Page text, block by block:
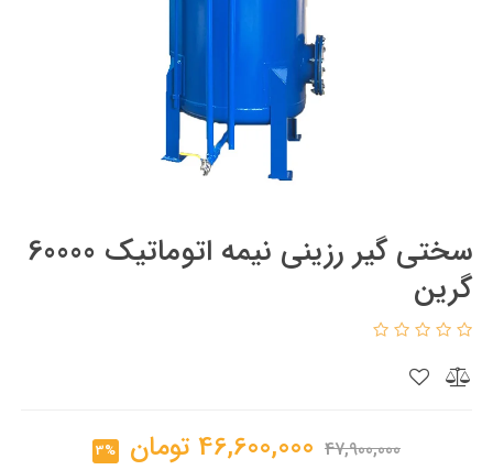
سختی گیر رزینی نیمه اتوماتیک 60000
گرین
47,900,000
46,600,000 تومان 3%